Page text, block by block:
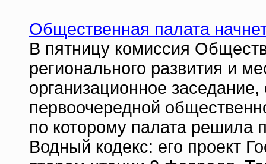
Общественная палата
В пятницу комиссия
регионального развития и
организационное
первоочередной
по которому палата решила
Водный кодекс: его проект